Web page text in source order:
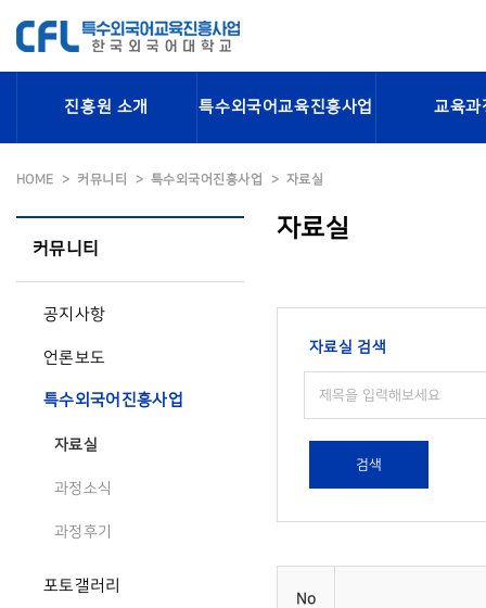
진흥원 소개 특수외국어교육진흥사업 교육과
HOME 커뮤니티 특수외국어진흥사업 자료실
커뮤니티
공지사항
언론보도
특수외국어진흥사업
자료실
과정소식
과정후기
포토갤러리
자료실
자료실 검색
검색
No